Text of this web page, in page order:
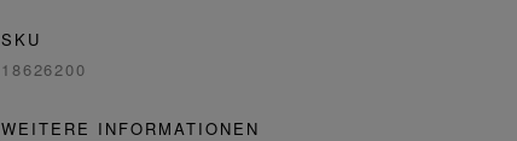
SKU
18626200
WEITERE INFORMATIONEN